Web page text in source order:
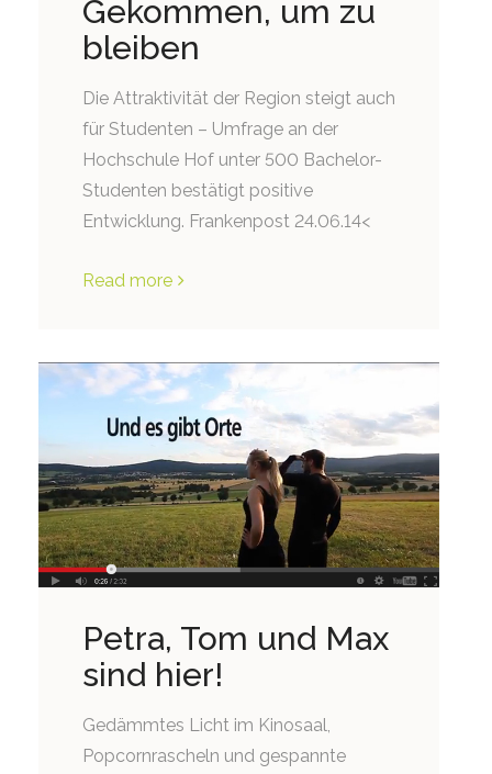
Gekommen, um zu
bleiben
Die Attraktivität der Region steigt auch
für Studenten – Umfrage an der
Hochschule Hof unter 500 Bachelor-
Studenten bestätigt positive
Entwicklung. Frankenpost 24.06.14<
Read more
Petra, Tom und Max
sind hier!
Gedämmtes Licht im Kinosaal,
Popcornrascheln und gespannte